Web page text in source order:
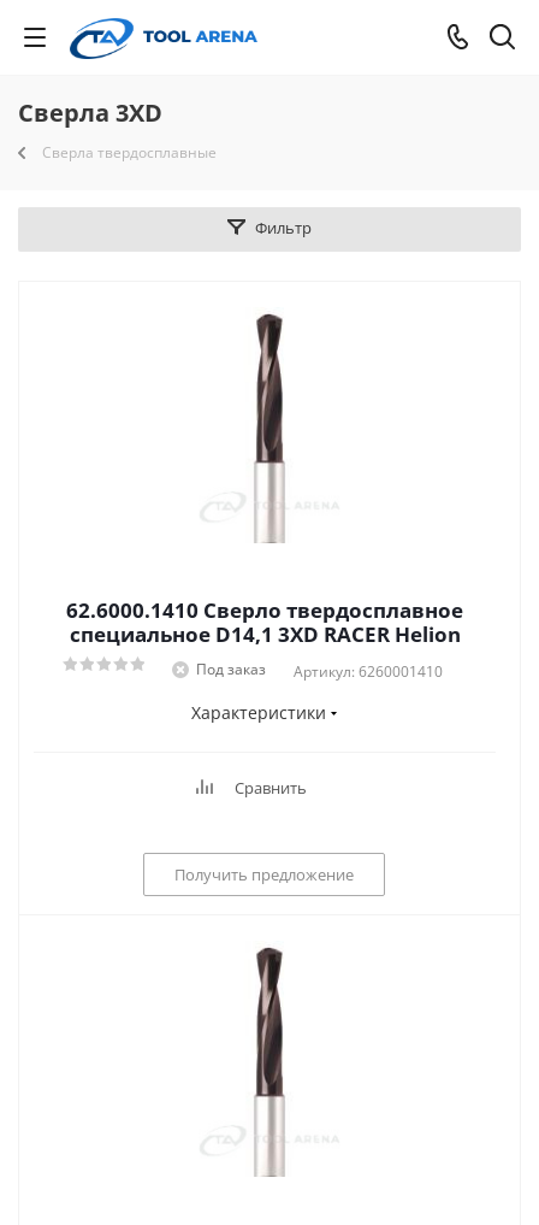
Сверла 3XD
Сверла твердосплавные
Фильтр
62.6000.1410 Сверло твердосплавное
специальное D14,1 3XD RACER Helion
Под заказ Артикул: 6260001410
Характеристики
Сравнить
Получить предложение